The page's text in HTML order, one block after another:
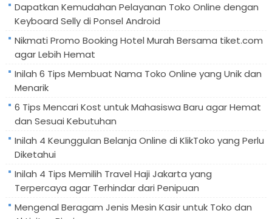
Dapatkan Kemudahan Pelayanan Toko Online dengan
Keyboard Selly di Ponsel Android
Nikmati Promo Booking Hotel Murah Bersama tiket.com
agar Lebih Hemat
Inilah 6 Tips Membuat Nama Toko Online yang Unik dan
Menarik
6 Tips Mencari Kost untuk Mahasiswa Baru agar Hemat
dan Sesuai Kebutuhan
Inilah 4 Keunggulan Belanja Online di KlikToko yang Perlu
Diketahui
Inilah 4 Tips Memilih Travel Haji Jakarta yang
Terpercaya agar Terhindar dari Penipuan
Mengenal Beragam Jenis Mesin Kasir untuk Toko dan